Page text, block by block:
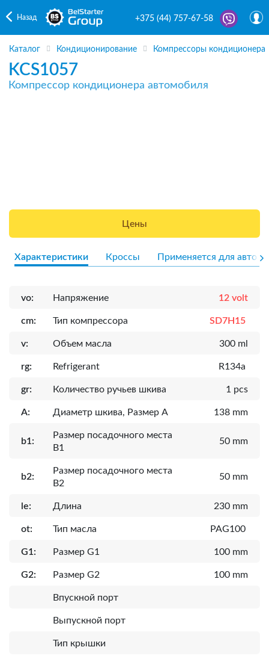
Назад +375 (44) 757-67-58
Каталог Кондиционирование Компрессоры кондиционера
KCS1057
Компрессор кондиционера автомобиля
Цены
Характеристики Кроссы Применяется для авто
vo: Напряжение 12 volt
cm: Тип компрессора SD7H15
v: Объем масла 300 ml
rg: Refrigerant R134a
gr: Количество ручьев шкива 1 pcs
A: Диаметр шкива, Размер А 138 mm
b1:
Размер посадочного места
B1
50 mm
b2:
Размер посадочного места
B2
50 mm
le: Длина 230 mm
ot: Тип масла PAG100
G1: Размер G1 100 mm
G2: Размер G2 100 mm
Впускной порт
Выпускной порт
Тип крышки